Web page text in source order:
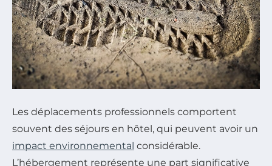
Les déplacements professionnels comportent
souvent des séjours en hôtel, qui peuvent avoir un
impact environnemental considérable.
L’hébergement représente une part significative